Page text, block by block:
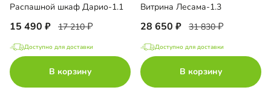
Распашной шкаф Дарио-1.1
15 490 17 210
Доступно для доставки
В корзину
Витрина Лесама-1.3
28 650 31 830
Доступно для доставки
В корзину